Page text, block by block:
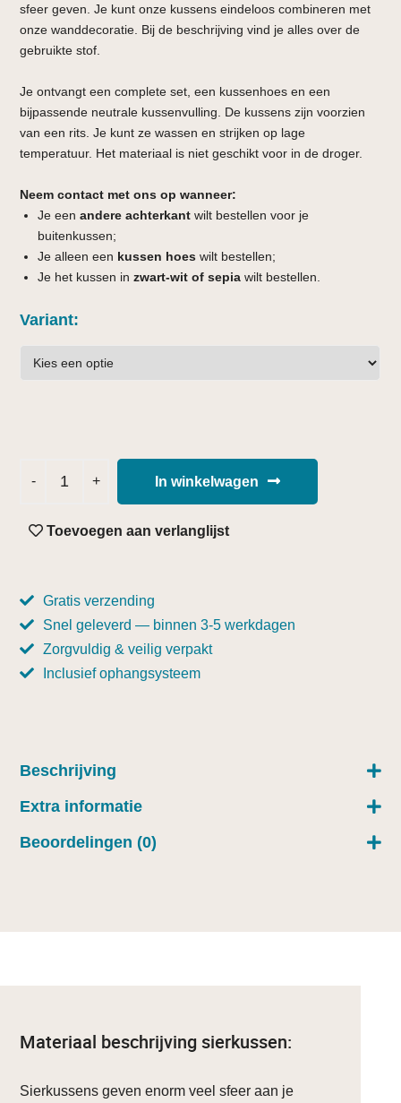
sfeer geven. Je kunt onze kussens eindeloos combineren met
onze wanddecoratie. Bij de beschrijving vind je alles over de
gebruikte stof.
Je ontvangt een complete set, een kussenhoes en een
bijpassende neutrale kussenvulling. De kussens zijn voorzien
van een rits. Je kunt ze wassen en strijken op lage
temperatuur. Het materiaal is niet geschikt voor in de droger.
Neem contact met ons op wanneer:
Je eenandere achterkant wilt bestellen voor je
buitenkussen;
Je alleen een kussen hoes wilt bestellen;
Je het kussen inzwart-wit of sepia wilt bestellen.
Variant
In winkelwagen
Toevoegen aan verlanglijst
Gratis verzending
Snel geleverd — binnen 3-5 werkdagen
Zorgvuldig & veilig verpakt
Inclusief ophangsysteem
Beschrijving
Extra informatie
Beoordelingen (0)
Materiaal beschrijving sierkussen:
Sierkussens geven enorm veel sfeer aan je